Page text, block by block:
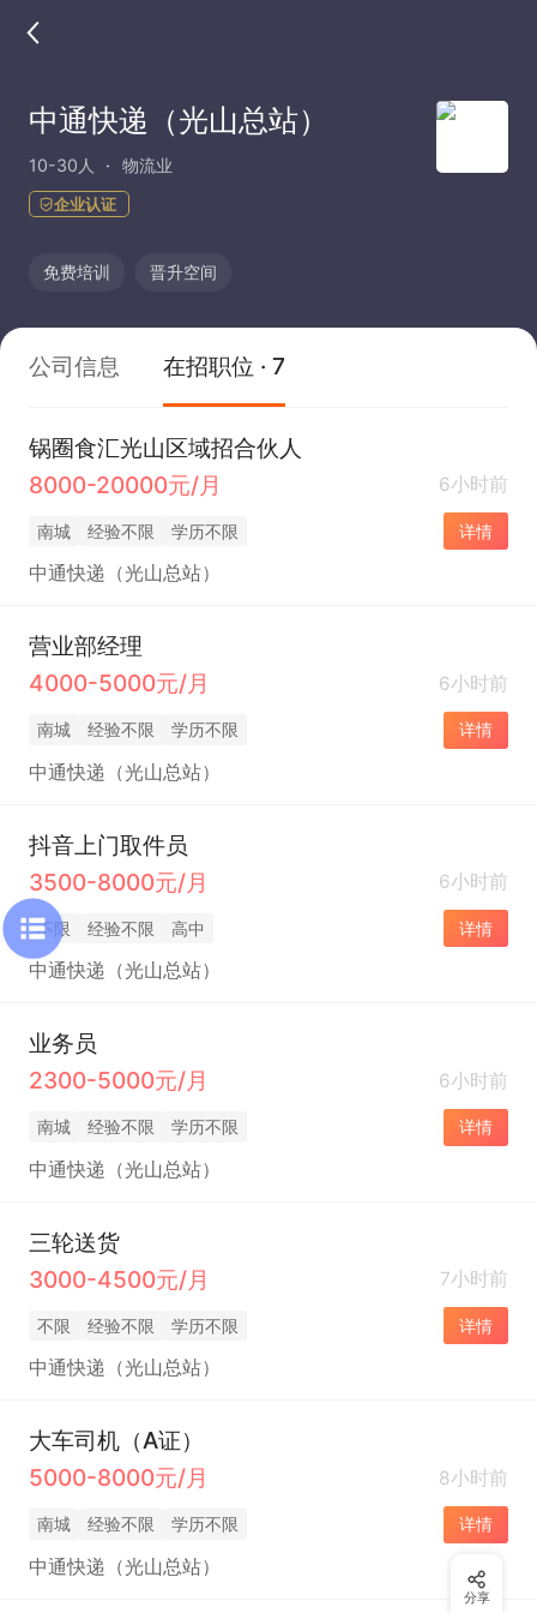
中通快递（光山总站）
10-30人 物流业
企业认证
免费培训 晋升空间
公司信息 在招职位 · 7
锅圈食汇光山区域招合伙人
8000-20000元/月
6小时前
南城 经验不限 学历不限 详情
中通快递（光山总站）
营业部经理
4000-5000元/月
6小时前
南城 经验不限 学历不限 详情
中通快递（光山总站）
抖音上门取件员
3500-8000元/月
6小时前
不限 经验不限 高中 详情
中通快递（光山总站）
业务员
2300-5000元/月
6小时前
南城 经验不限 学历不限 详情
中通快递（光山总站）
三轮送货
3000-4500元/月
7小时前
不限 经验不限 学历不限 详情
中通快递（光山总站）
大车司机（A证）
5000-8000元/月
8小时前
南城 经验不限 学历不限 详情
中通快递（光山总站）
分享